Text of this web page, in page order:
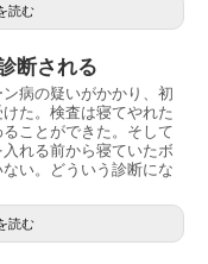
読む
断される
病の疑いがかかり、初
た。検査は寝てやれた
ことができた。そして
れる前から寝ていたボ
い。どういう診断にな
読む